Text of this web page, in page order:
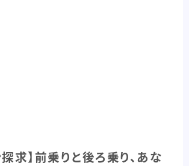
探求】前乗りと後ろ乗り、あな